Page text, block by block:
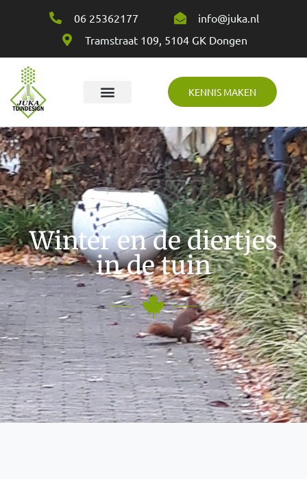
06 25362177
info@juka.nl
Tramstraat 109, 5104 GK Dongen
KENNIS MAKEN
Winter en de diertjes
in de tuin